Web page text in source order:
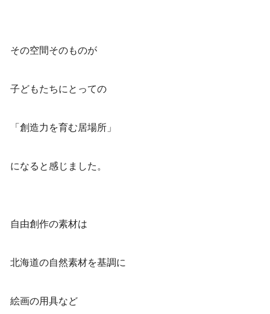
その空間そのものが
子どもたちにとっての
「創造力を育む居場所」
になると感じました。
自由創作の素材は
北海道の自然素材を基調に
絵画の用具など